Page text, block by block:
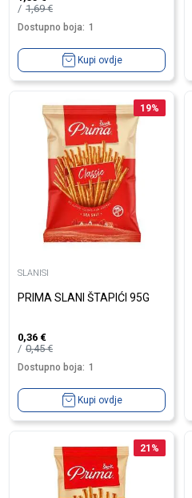
1,69€
Dostupno boja: 1
Kupi ovdje
19%
SLANISI
PRIMA SLANI ŠTAPIĆI 95G
0,36 €
0,45€
Dostupno boja: 1
Kupi ovdje
21 %